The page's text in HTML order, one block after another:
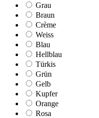
Grau
Braun
Crème
Weiss
Blau
Hellblau
Türkis
Grün
Gelb
Kupfer
Orange
Rosa